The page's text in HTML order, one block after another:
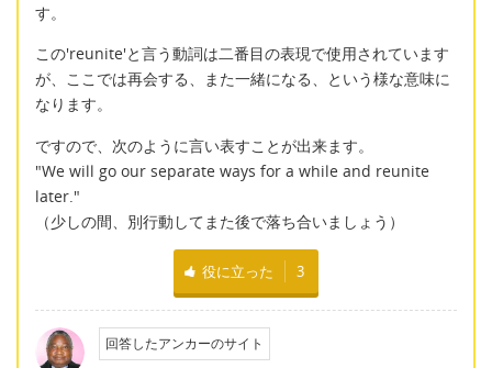
す。
この'reunite'と言う動詞は二番目の表現で使用されています
が、ここでは再会する、また一緒になる、という様な意味に
なります。
ですので、次のように言い表すことが出来ます。
"We will go our separate ways for a while and reunite
later."
（少しの間、別行動してまた後で落ち合いましょう）
役に立った 3
回答したアンカーのサイト